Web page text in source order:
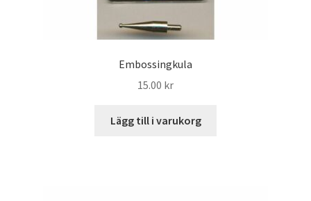
Embossingkula
15.00 kr
Lägg till i varukorg